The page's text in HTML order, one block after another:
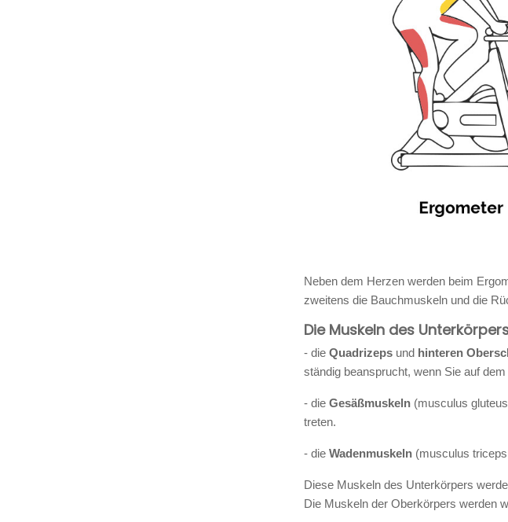
Neben dem Herzen werden beim
zweitens die Bauchmuskeln und die
Die Muskeln des
- die Quadrizeps und hinteren
ständig beansprucht, wenn Sie auf
- die Gesäßmuskeln (musculus
treten.
- die Wadenmuskeln (musculus
Diese Muskeln des Unterkörpers
Die Muskeln der Oberkörpers werden